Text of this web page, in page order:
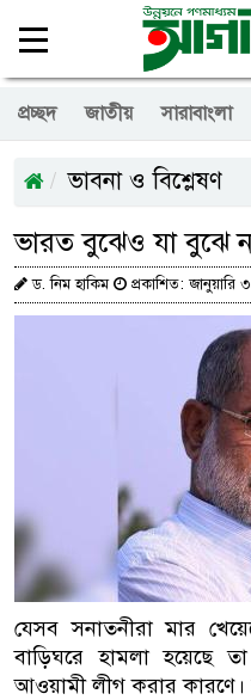
প্রচ্ছদ জাতীয় সারাবাংলা
ভাবনা ও বিশ্লেষণ
ভারত বুঝেও যা বুঝে
ড. নিম হাকিম প্রকাশিত:
যেসব সনাতনীরা মার
বাড়িঘরে হামলা হয়েছে
আওয়ামী লীগ করার কারণে।